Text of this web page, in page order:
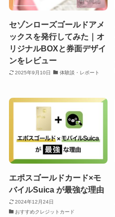
セゾンローズゴールドアメ
ックスを発行してみた｜オ
リジナルBOXと券面デザイ
ンをレビュー
2025年9月10日 体験談・レポート
エポスゴールドカード×モ
バイルSuica が最強な理由
2024年12月24日
おすすめクレジットカード